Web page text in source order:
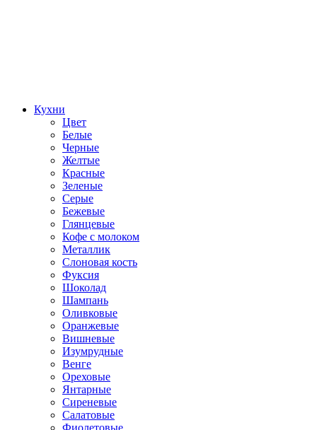
Кухни
Цвет
Белые
Черные
Желтые
Красные
Зеленые
Серые
Бежевые
Глянцевые
Кофе с молоком
Металлик
Слоновая кость
Фуксия
Шоколад
Шампань
Оливковые
Оранжевые
Вишневые
Изумрудные
Венге
Ореховые
Янтарные
Сиреневые
Салатовые
Фиолетовые